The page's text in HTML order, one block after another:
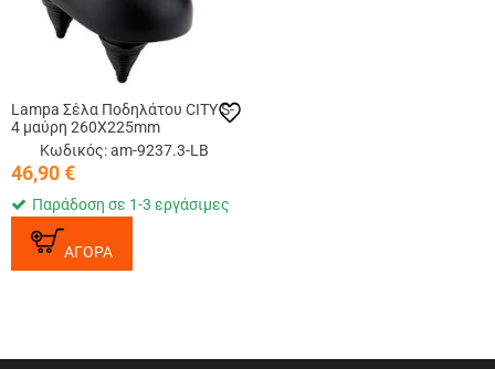
Lampa Σέλα Ποδηλάτου CITY S-
4 μαύρη 260Χ225mm
Κωδικός: am-9237.3-LB
46,90€
Παράδοση σε 1-3 εργάσιμες
ΑΓΟΡΑ